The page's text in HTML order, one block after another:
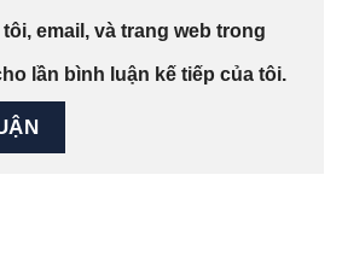
email, và trang web trong
lần bình luận kế tiếp của tôi.